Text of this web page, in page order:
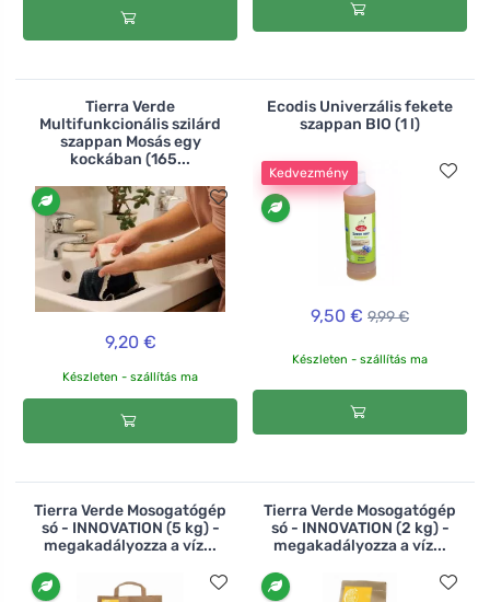
Tierra Verde
Multifunkcionális szilárd
szappan Mosás egy
kockában (165...
9,20 €
Készleten - szállítás ma
Ecodis Univerzális fekete
szappan BIO (1 l)
Kedvezmény
9,50 € 9,99 €
Készleten - szállítás ma
Tierra Verde Mosogatógép
só - INNOVATION (5 kg) -
megakadályozza a víz...
Tierra Verde Mosogatógép
só - INNOVATION (2 kg) -
megakadályozza a víz...